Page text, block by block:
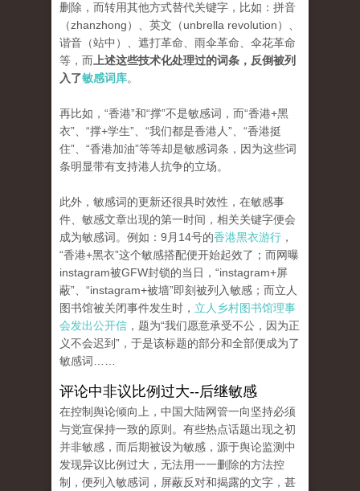
删除，而转用其他方式替代关键字，比如：拼音
（zhanzhong）、英文（unbrella revolution）、
谐音（站中）、遮打革命、雨伞革命、伞花革命
等，而 上述这些技术化处理过的词条，反倒被列
入了敏感词库。
再比如，“香港”和“撑”不是敏感词，而“香港+黑
衣”、“撑+学生”、“我们都是香港人”、“香港挺
住”、“香港加油”等等却是敏感词条，因为这些词
条明显带有支持港人抗争的立场。
此外，敏感词的更新还很具时效性，在敏感事
件、敏感文章出现的第一时间，相关关键字便会
成为敏感词。例如：9月14号的香港黑衣游行 ，
“香港+黑衣”这个敏感搭配便开始起效了；而网曝
instagram被GFW封锁的当日，“instagram+屏
蔽”、“instagram+被墙”即刻被列入敏感；而立人
图书馆被关闭事件发生时， 立人乡村图书馆理事
会发出公开信 ，题为“我们愿意承受不公，因为正
义不会迟到”，于是该标题的部分和全部便成为了
敏感词……
评论中非议比例过大--后继敏感
在控制舆论倾向上，中国大陆网管一向坚持必须
与党宣保持一致的原则。有些热点话题出现之初
并非敏感，而后期被设为敏感，源于舆论监测中
发现异议比例过大，无法用一一删除的方法控
制，便列入敏感词，屏蔽反对和揭露的文字，甚